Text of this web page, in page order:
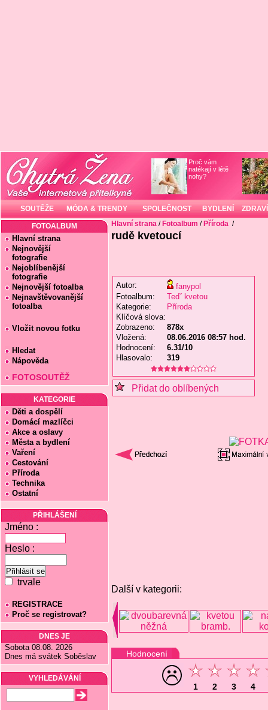
Proč vám
natékají v létě
nohy?
SOUTĚŽE MÓDA & TRENDY SPOLEČNOST BYDLENÍ ZDRAVÍ
FOTOALBUM
Hlavní strana
Nejnovější
fotografie
Nejoblíbenější
fotografie
Nejnovější fotoalba
Nejnavštěvovanější
fotoalba
Vložit novou fotku
Hledat
Nápověda
FOTOSOUTĚŽ
KATEGORIE
Děti a dospělí
Domácí mazlíčci
Akce a oslavy
Města a bydlení
Vaření
Cestování
Příroda
Technika
Ostatní
PŘIHLÁŠENÍ
Jméno :
Heslo :
trvale
REGISTRACE
Proč se registrovat?
DNES JE
Sobota 08.08. 2026
Dnes má svátek Soběslav
VYHLEDÁVÁNÍ
Hlavní strana / Fotoalbum / Příroda /
rudě kvetoucí
Autor:
fanypol
Fotoalbum:
Tedˇ kvetou
Kategorie:
Příroda
Klíčová slova:
Zobrazeno:
878x
Vložená:
08.06.2016 08:57 hod.
Hodnocení:
6.31/10
Hlasovalo:
319
Přidat do oblíbených
Další v kategorii:
Hodnocení
1 2 3 4